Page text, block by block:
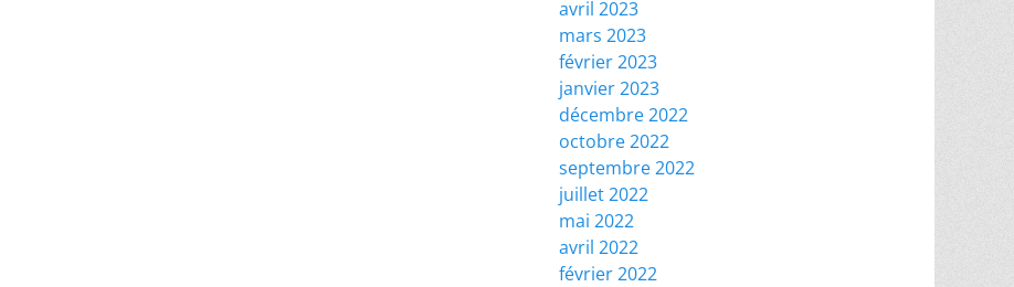
avril 2023
mars 2023
février 2023
janvier 2023
décembre 2022
octobre 2022
septembre 2022
juillet 2022
mai 2022
avril 2022
février 2022